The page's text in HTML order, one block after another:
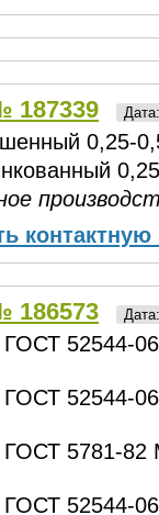
187339
0,25-
186573
52544-
52544-
5781-82
52544-